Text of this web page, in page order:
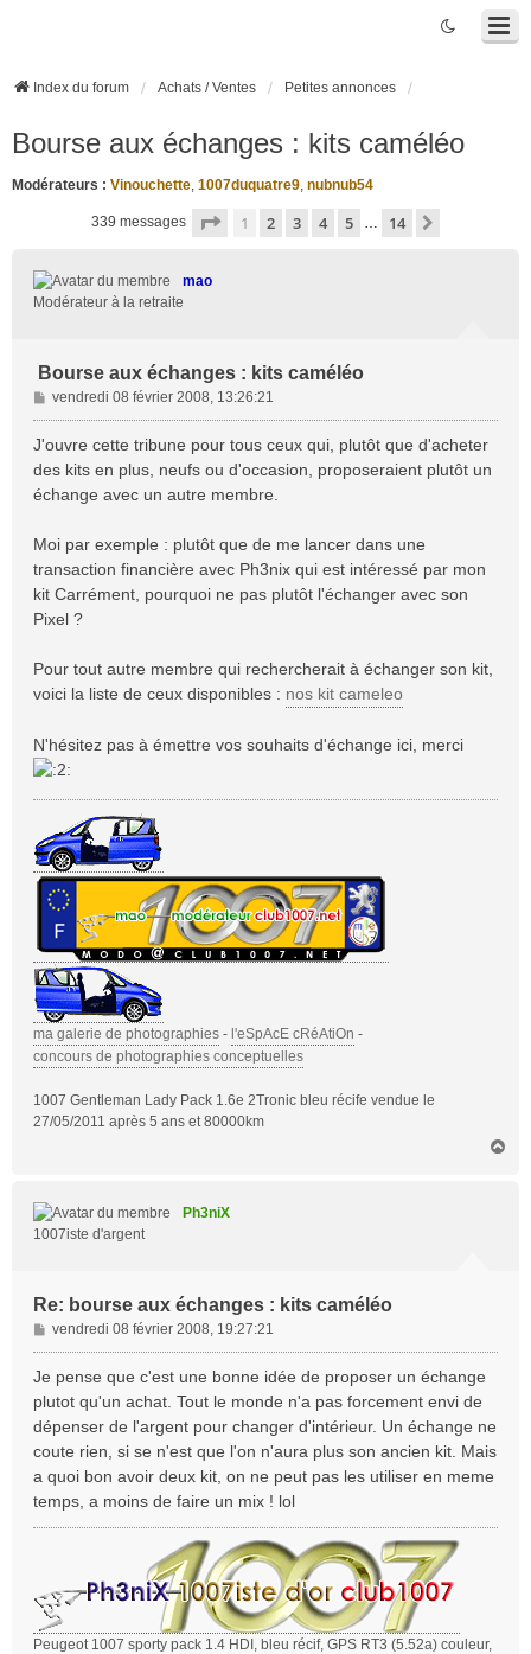
Index du forum Achats / Ventes Petites annonces
Bourse aux échanges : kits caméléo
Modérateurs : Vinouchette, 1007duquatre9, nubnub54
339 messages Page 1sur14
1 2 3 4 5 … 14
mao
Modérateur à la retraite
Bourse aux échanges : kits caméléo
M
e
s
g
vendredi 08 février 2008, 13:26:21
J'ouvre cette tribune pour tous ceux qui, plutôt que d'acheter
des kits en plus, neufs ou d'occasion, proposeraient plutôt un
échange avec un autre membre.
Moi par exemple : plutôt que de me lancer dans une
transaction financière avec Ph3nix qui est intéressé par mon
kit Carrément, pourquoi ne pas plutôt l'échanger avec son
Pixel ?
Pour tout autre membre qui rechercherait à échanger son kit,
voici la liste de ceux disponibles : nos kit cameleo
N'hésitez pas à émettre vos souhaits d'échange ici, merci
ma galerie de photographies - l'eSpAcE cRéAtiOn -
concours de photographies conceptuelles
1007 Gentleman Lady Pack 1.6e 2Tronic bleu récife vendue le
27/05/2011 après 5 ans et 80000km
Ph3niX
1007iste d'argent
Re: bourse aux échanges : kits caméléo
M
e
s
g
e
vendredi 08 février 2008, 19:27:21
Je pense que c'est une bonne idée de proposer un échange
plutot qu'un achat. Tout le monde n'a pas forcement envi de
dépenser de l'argent pour changer d'intérieur. Un échange ne
coute rien, si se n'est que l'on n'aura plus son ancien kit. Mais
a quoi bon avoir deux kit, on ne peut pas les utiliser en meme
temps, a moins de faire un mix ! lol
Peugeot 1007 sporty pack 1.4 HDI, bleu récif, GPS RT3 (5.52a) couleur,